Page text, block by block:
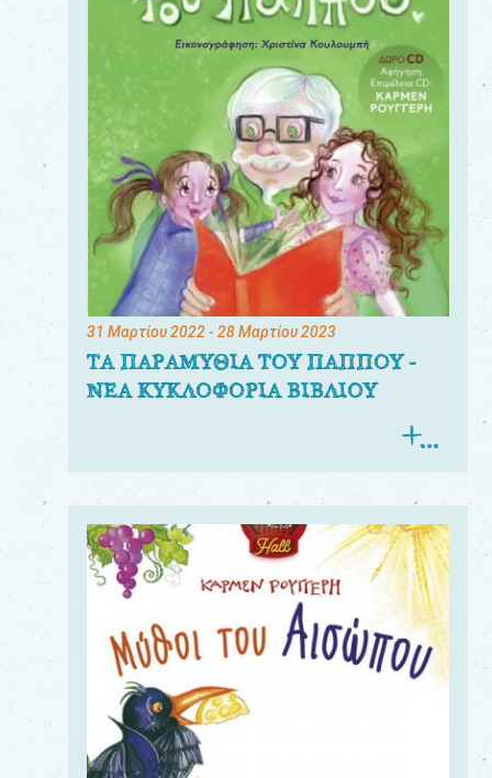
31 Μαρτίου 2022- 28 Μαρτίου 2023
ΤΑ ΠΑΡΑΜΥΘΙΑ ΤΟΥ ΠΑΠΠΟΥ -
ΝΕΑ ΚΥΚΛΟΦΟΡΙΑ ΒΙΒΛΙΟΥ